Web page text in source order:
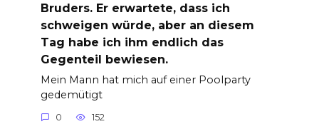
Bruders. Er erwartete, dass ich
schweigen würde, aber an diesem
Tag habe ich ihm endlich das
Gegenteil bewiesen.
Mein Mann hat mich auf einer Poolparty
gedemütigt
0 152